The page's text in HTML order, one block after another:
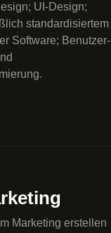
UI-Design;
standardisiertem
Software; Benutzer-
Marketing erstellen